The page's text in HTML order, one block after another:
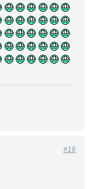
#19